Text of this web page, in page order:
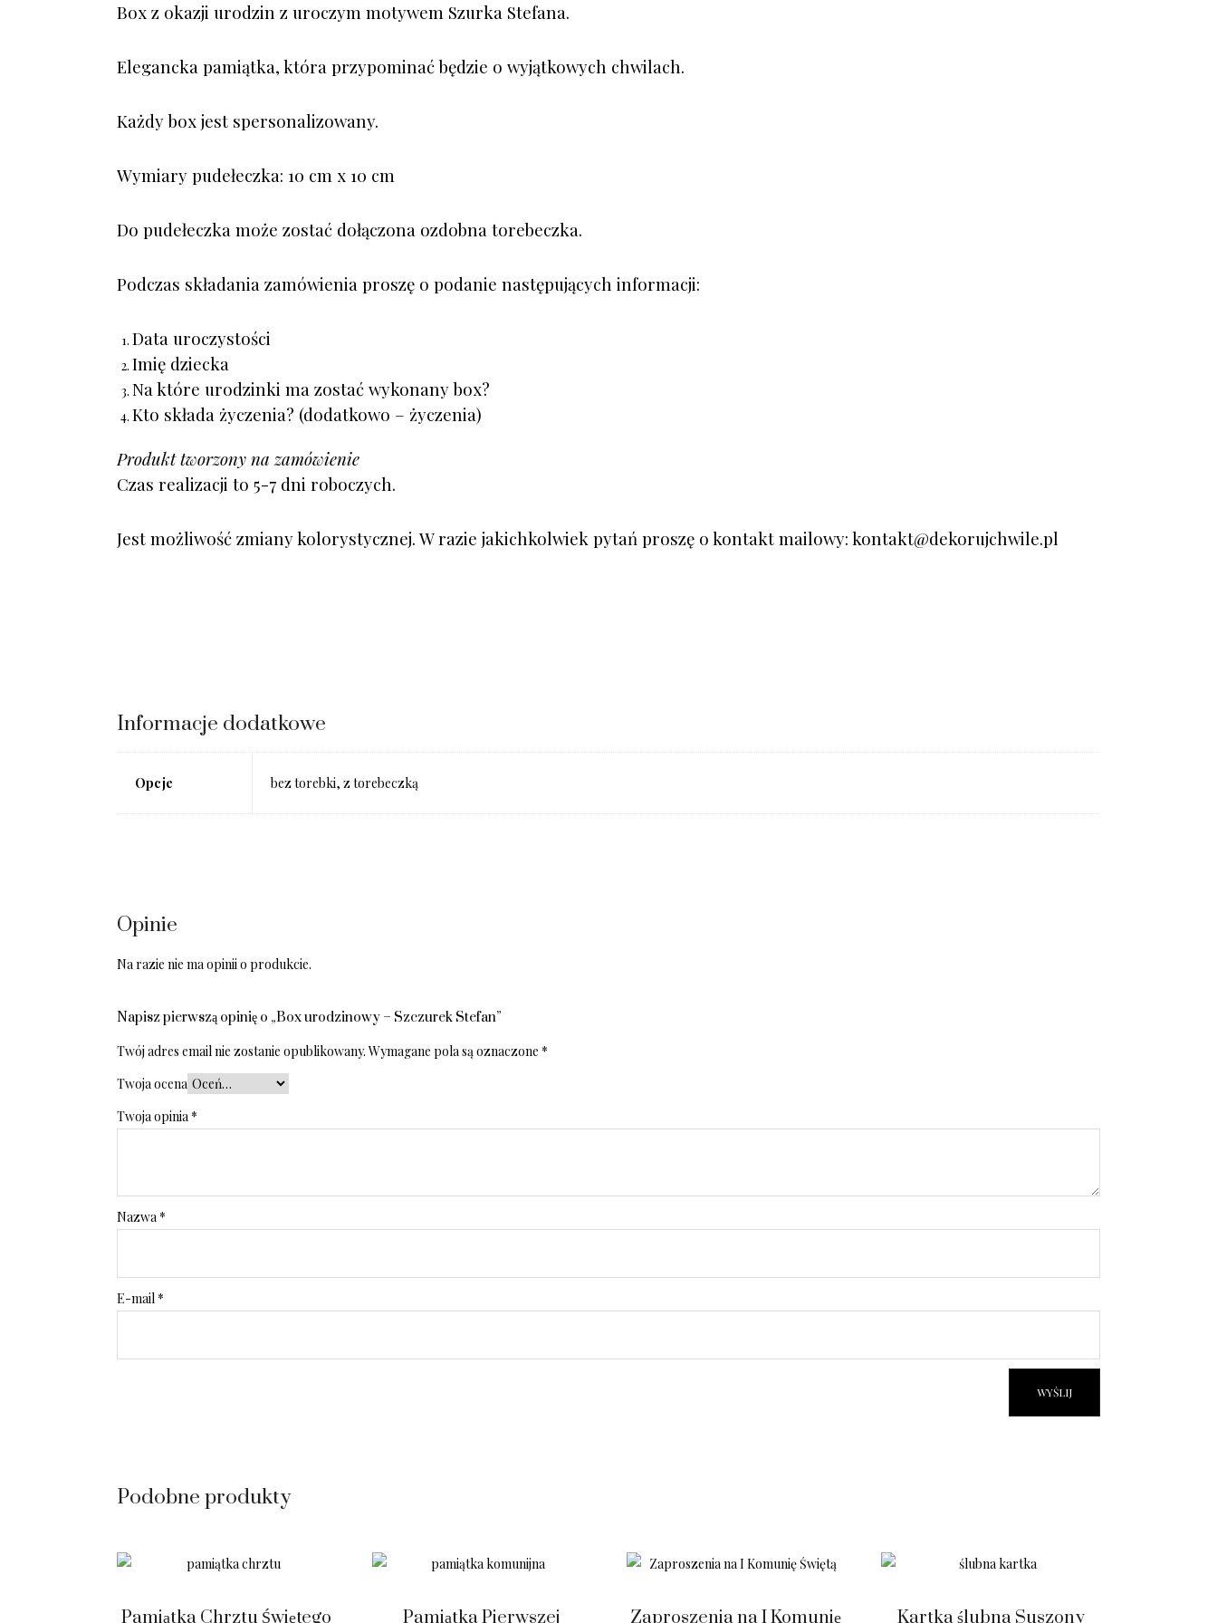
Box z okazji urodzin z uroczym motywem Szurka Stefana.
Elegancka pamiątka, która przypominać będzie o wyjątkowych chwilach.
Każdy box jest spersonalizowany.
Wymiary pudełeczka: 10 cm x 10 cm
Do pudełeczka może zostać dołączona ozdobna torebeczka.
Podczas składania zamówienia proszę o podanie następujących informacji:
Data uroczystości
Imię dziecka
Na które urodzinki ma zostać wykonany box?
Kto składa życzenia? (dodatkowo – życzenia)
Produkt tworzony na zamówienie
Czas realizacji to 5-7 dni roboczych.
Jest możliwość zmiany kolorystycznej. W razie jakichkolwiek pytań proszę o kontakt mailowy: kontakt@dekorujchwile.pl
Informacje dodatkowe
Opcje bez torebki, z torebeczką
Opinie
Na razie nie ma opinii o produkcie.
Napisz pierwszą opinię o „Box urodzinowy – Szczurek Stefan”
Twój adres email nie zostanie opublikowany. Wymagane pola są oznaczone *
Twoja ocena
Twoja opinia *
Nazwa *
E-mail *
Podobne produkty
Pamiątka Chrztu Świętego Pamiątka Pierwszej Zaproszenia na I Komunię Kartka ślubna Suszony